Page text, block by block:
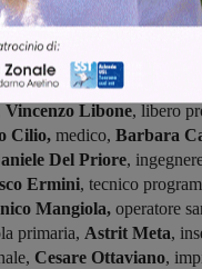
Bozzuffi , Maestra d'arte,
Luca
, impiegata
Paolo Gambassi,
Bonechi,libero
Vincenzo Libone, libero
Cilio, medico, Barbara
Del Priore,
Ermini, tecnico
Mangiola, operatore
primaria, Astrit Meta,
Cesare Ottaviano,